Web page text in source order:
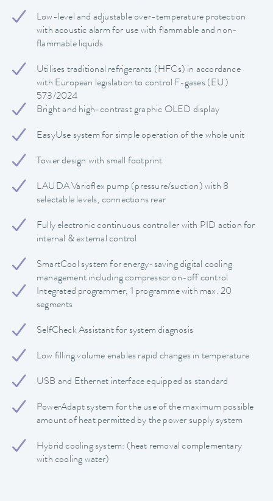
Low-level and adjustable over-temperature protection
with acoustic alarm for use with flammable and non-
flammable liquids
Utilises traditional refrigerants (HFCs) in accordance
with European legislation to control F-gases (EU)
573/2024
Bright and high-contrast graphic OLED display
EasyUse system for simple operation of the whole unit
Tower design with small footprint
LAUDA Varioflex pump (pressure/suction) with 8
selectable levels, connections rear
Fully electronic continuous controller with PID action for
internal & external control
SmartCool system for energy-saving digital cooling
management including compressor on-off control
Integrated programmer, 1 programme with max. 20
segments
SelfCheck Assistant for system diagnosis
Low filling volume enables rapid changes in temperature
USB and Ethernet interface equipped as standard
PowerAdapt system for the use of the maximum possible
amount of heat permitted by the power supply system
Hybrid cooling system: (heat removal complementary
with cooling water)